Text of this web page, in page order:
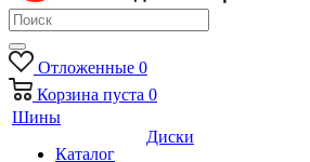
Отложенные 0
Корзина пуста 0
Шины
Каталог
Диски